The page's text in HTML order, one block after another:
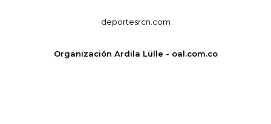
deportesrcn.com
Organización Ardila Lülle - oal.com.co